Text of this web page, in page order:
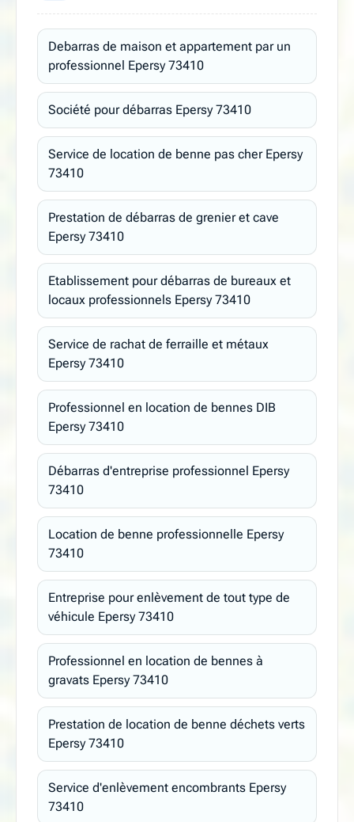
Debarras de maison et appartement par un
professionnel Epersy 73410
Société pour débarras Epersy 73410
Service de location de benne pas cher Epersy
73410
Prestation de débarras de grenier et cave
Epersy 73410
Etablissement pour débarras de bureaux et
locaux professionnels Epersy 73410
Service de rachat de ferraille et métaux
Epersy 73410
Professionnel en location de bennes DIB
Epersy 73410
Débarras d'entreprise professionnel Epersy
73410
Location de benne professionnelle Epersy
73410
Entreprise pour enlèvement de tout type de
véhicule Epersy 73410
Professionnel en location de bennes à
gravats Epersy 73410
Prestation de location de benne déchets verts
Epersy 73410
Service d'enlèvement encombrants Epersy
73410